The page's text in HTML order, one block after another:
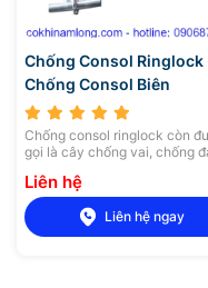
Chống Consol Ringlock
Chống Consol Biên
Chống consol ringlock còn
gọi là cây chống vai, chống
kết hợp với cây chống
để tạo nên một hệ giàn giáo
Ringlock hay giàn giáo đĩa
chỉnh. Chống console
Liên hệ
Liên hệ ngay